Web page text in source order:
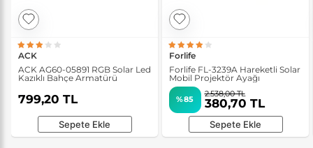
ACK
ACK AG60-05891 RGB Solar Led
Kazıklı Bahçe Armatürü
799,20 TL
Sepete Ekle
Forlife
Forlife FL-3239A Hareketli Solar
Mobil Projektör Ayağı
%85
2.538,00 TL
380,70 TL
Sepete Ekle